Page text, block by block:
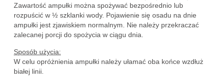
Zawartość ampułki można spożywać bezpośrednio lub
rozpuścić w ½ szklanki wody. Pojawienie się osadu na dnie
ampułki jest zjawiskiem normalnym. Nie należy przekraczać
zalecanej porcji do spożycia w ciągu dnia.
Sposób użycia:
W celu opróżnienia ampułki należy ułamać oba końce wzdłuż
białej linii.